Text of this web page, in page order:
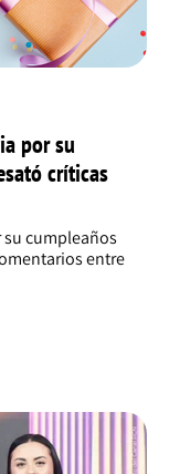
por su
críticas
cumpleaños
entre